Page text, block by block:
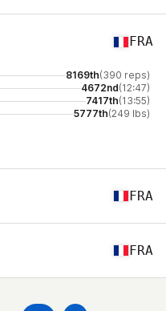
FRA
8169th(390 reps)
4672nd(12:47)
7417th(13:55)
5777th(249 lbs)
FRA
FRA